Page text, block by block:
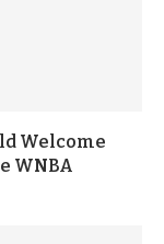
Welcome
WNBA